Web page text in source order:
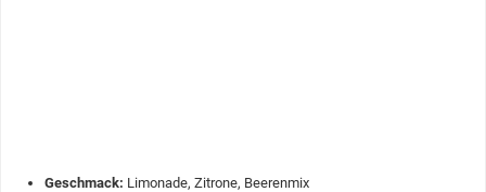
Geschmack: Limonade, Zitrone, Beerenmix